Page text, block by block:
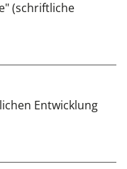
(schriftliche
Entwicklung